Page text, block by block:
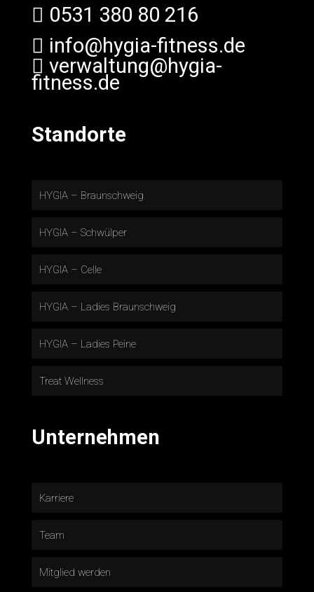
0531 380 80 216
info@hygia-fitness.de
verwaltung@hygia-
fitness.de
Standorte
HYGIA – Braunschweig
HYGIA – Schwülper
HYGIA – Celle
HYGIA – Ladies Braunschweig
HYGIA – Ladies Peine
Treat Wellness
Unternehmen
Karriere
Team
Mitglied werden